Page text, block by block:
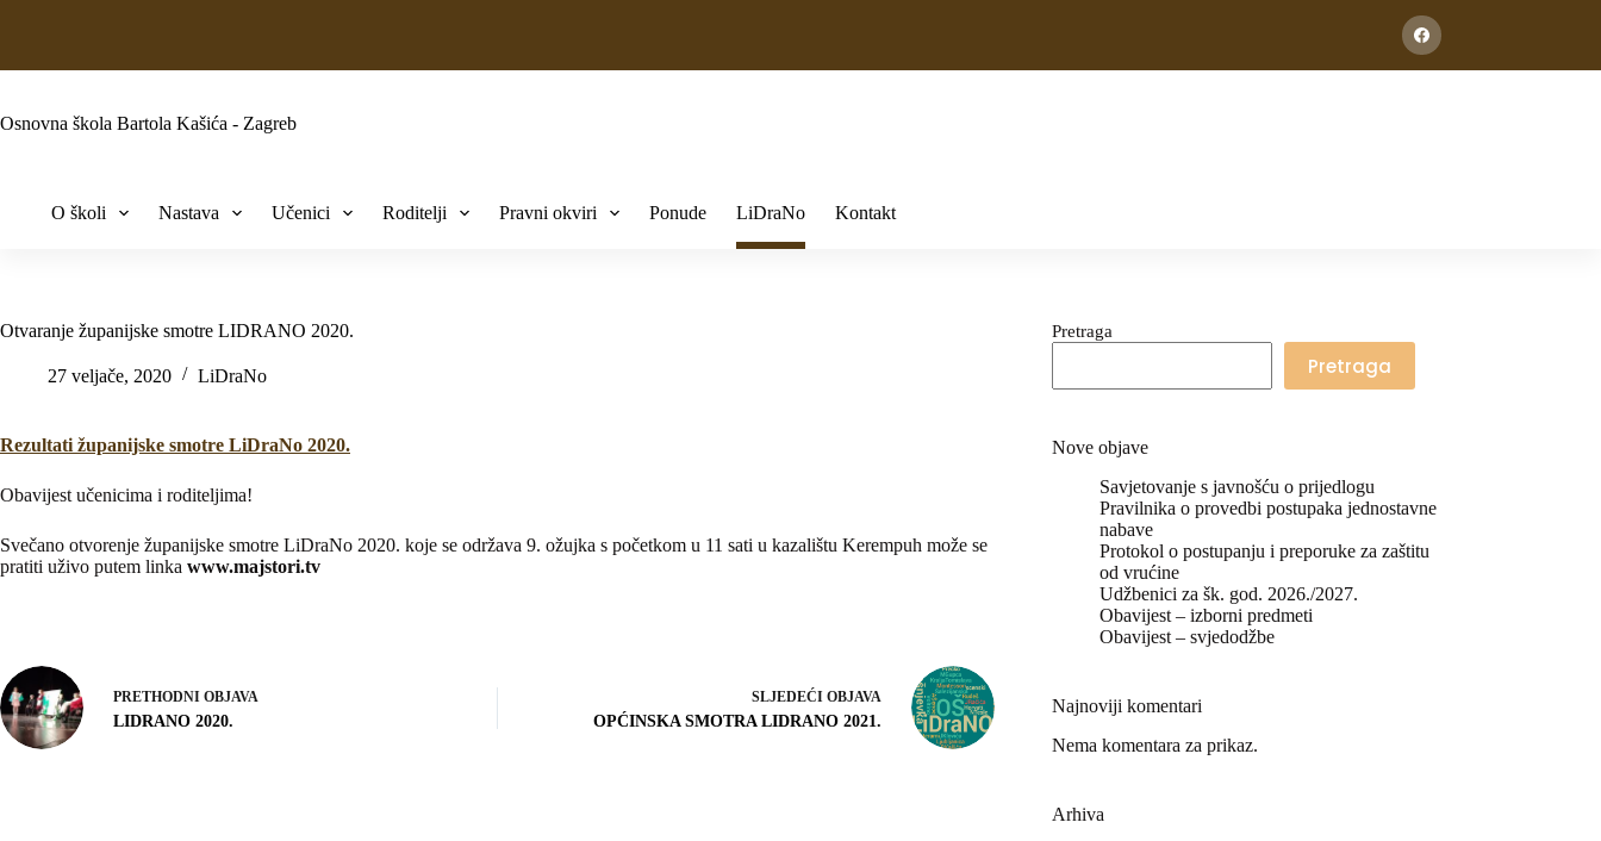
Osnovna škola Bartola Kašića - Zagreb
O školi Nastava Učenici Roditelji Pravni okviri Ponude LiDraNo Kontakt
Otvaranje županijske smotre LIDRANO 2020.
27 veljače, 2020 LiDraNo
Rezultati županijske smotre LiDraNo 2020.
Obavijest učenicima i roditeljima!
Svečano otvorenje županijske smotre LiDraNo 2020. koje se održava 9. ožujka s početkom u 11 sati u kazalištu Kerempuh može se
pratiti uživo putem linka www.majstori.tv
PRETHODNI OBJAVA
LIDRANO 2020.
SLJEDEĆI OBJAVA
OPĆINSKA SMOTRA LIDRANO 2021.
Pretraga
Pretraga
Nove objave
Savjetovanje s javnošću o prijedlogu
Pravilnika o provedbi postupaka jednostavne
nabave
Protokol o postupanju i preporuke za zaštitu
od vrućine
Udžbenici za šk. god. 2026./2027.
Obavijest – izborni predmeti
Obavijest – svjedodžbe
Najnoviji komentari
Nema komentara za prikaz.
Arhiva